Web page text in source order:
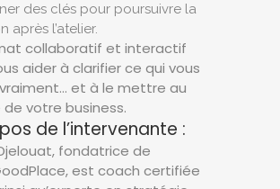
des clés pour poursuivre la
après l’atelier.
collaboratif et interactif
aider à clarifier ce qui vous
et à le mettre au
de votre business.
de l’intervenante :
fondatrice de
est coach certifiée